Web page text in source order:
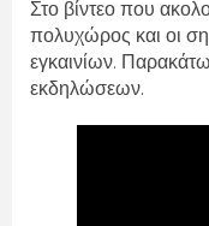
Στο βίντεο που
πολυχώρος και οι
εγκαινίων.
εκδηλώσεων.